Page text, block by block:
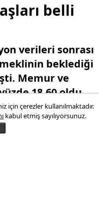
belli
verileri sonrası
beklediği
Memur ve
18.60 oldu.
için çerezler kullanılmaktadır.
kabul etmiş sayılıyorsunuz.